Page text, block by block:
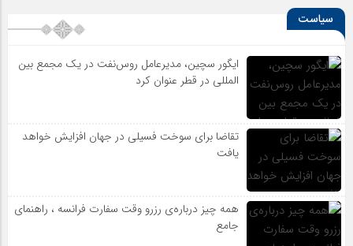
سیاست
ایگور سچین، مدیرعامل روس‌نفت در یک مجمع بین
المللی در قطر عنوان کرد
تقاضا برای سوخت فسیلی در جهان افزایش خواهد
یافت
همه چیز درباره‌ی رزرو وقت سفارت فرانسه ، راهنمای
جامع